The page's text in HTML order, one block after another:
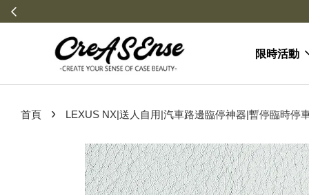
限時活動
首頁 › LEXUS NX|送人自用|汽車路邊臨停神器|暫停臨時停